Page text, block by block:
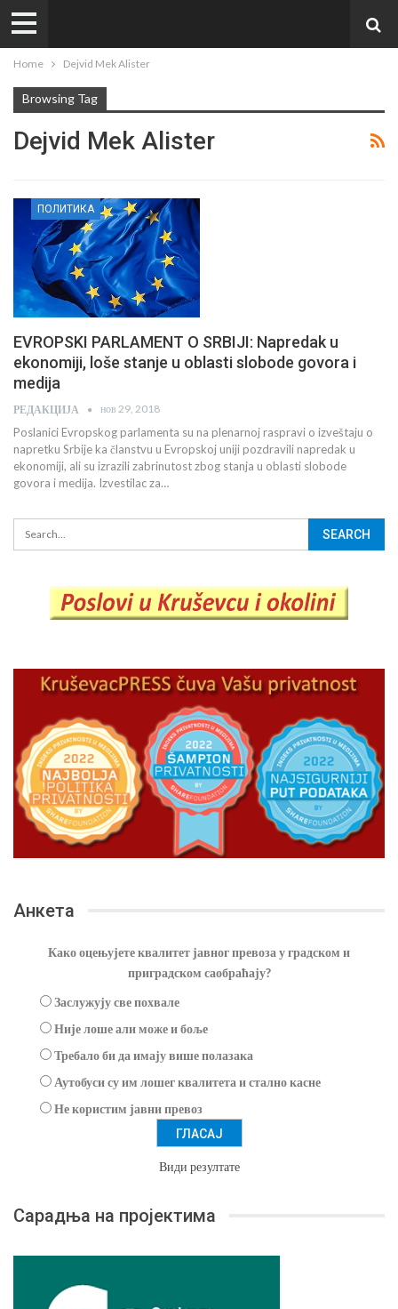
Home Dejvid Mek Alister
Browsing Tag
Dejvid Mek Alister
ПОЛИТИКА
EVROPSKI PARLAMENT O SRBIJI: Napredak u
ekonomiji, loše stanje u oblasti slobode govora i
medija
РЕДАКЦИЈА нов 29, 2018
Poslanici Evropskog parlamenta su na plenarnoj raspravi o izveštaju o
napretku Srbije ka članstvu u Evropskoj uniji pozdravili napredak u
ekonomiji, ali su izrazili zabrinutost zbog stanja u oblasti slobode
govora i medija. Izvestilac za…
Анкета
Како оцењујете квалитет јавног превоза у градском и
приградском саобраћају?
Заслужују све похвале
Није лоше али може и боље
Требало би да имају више полазака
Аутобуси су им лошег квалитета и стално касне
Не користим јавни превоз
Види резултате
Сарадња на пројектима